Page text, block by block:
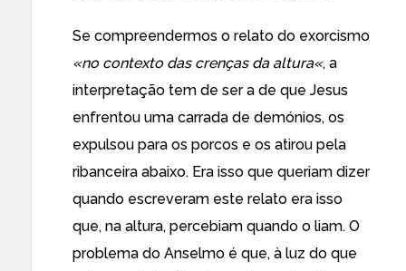
Se compreendermos o relato do exorcismo
«no contexto das crenças da altura«, a
interpretação tem de ser a de que Jesus
enfrentou uma carrada de demónios, os
expulsou para os porcos e os atirou pela
ribanceira abaixo. Era isso que queriam dizer
quando escreveram este relato era isso
que, na altura, percebiam quando o liam. O
problema do Anselmo é que, à luz do que